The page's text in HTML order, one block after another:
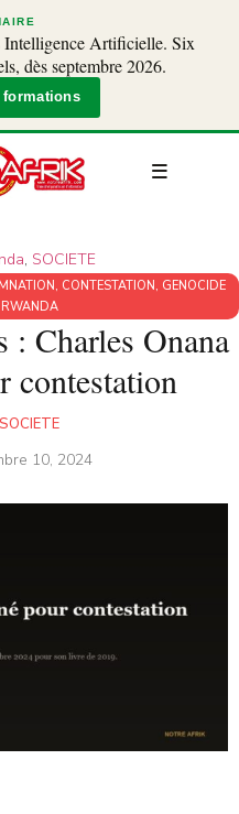
Artificielle. Six
dès septembre 2026.
formations
, SOCIETE
, CONTESTATION, GENOCIDE
RWANDA
: Charles Onana
contestation
SOCIETE
10, 2024